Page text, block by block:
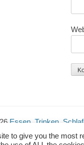
Essen. Trinken.
to give you the most